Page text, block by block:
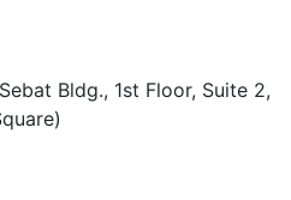
Bldg., 1st Floor, Suite 2,